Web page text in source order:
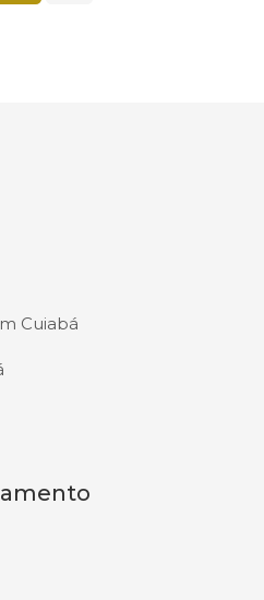
Cuiabá